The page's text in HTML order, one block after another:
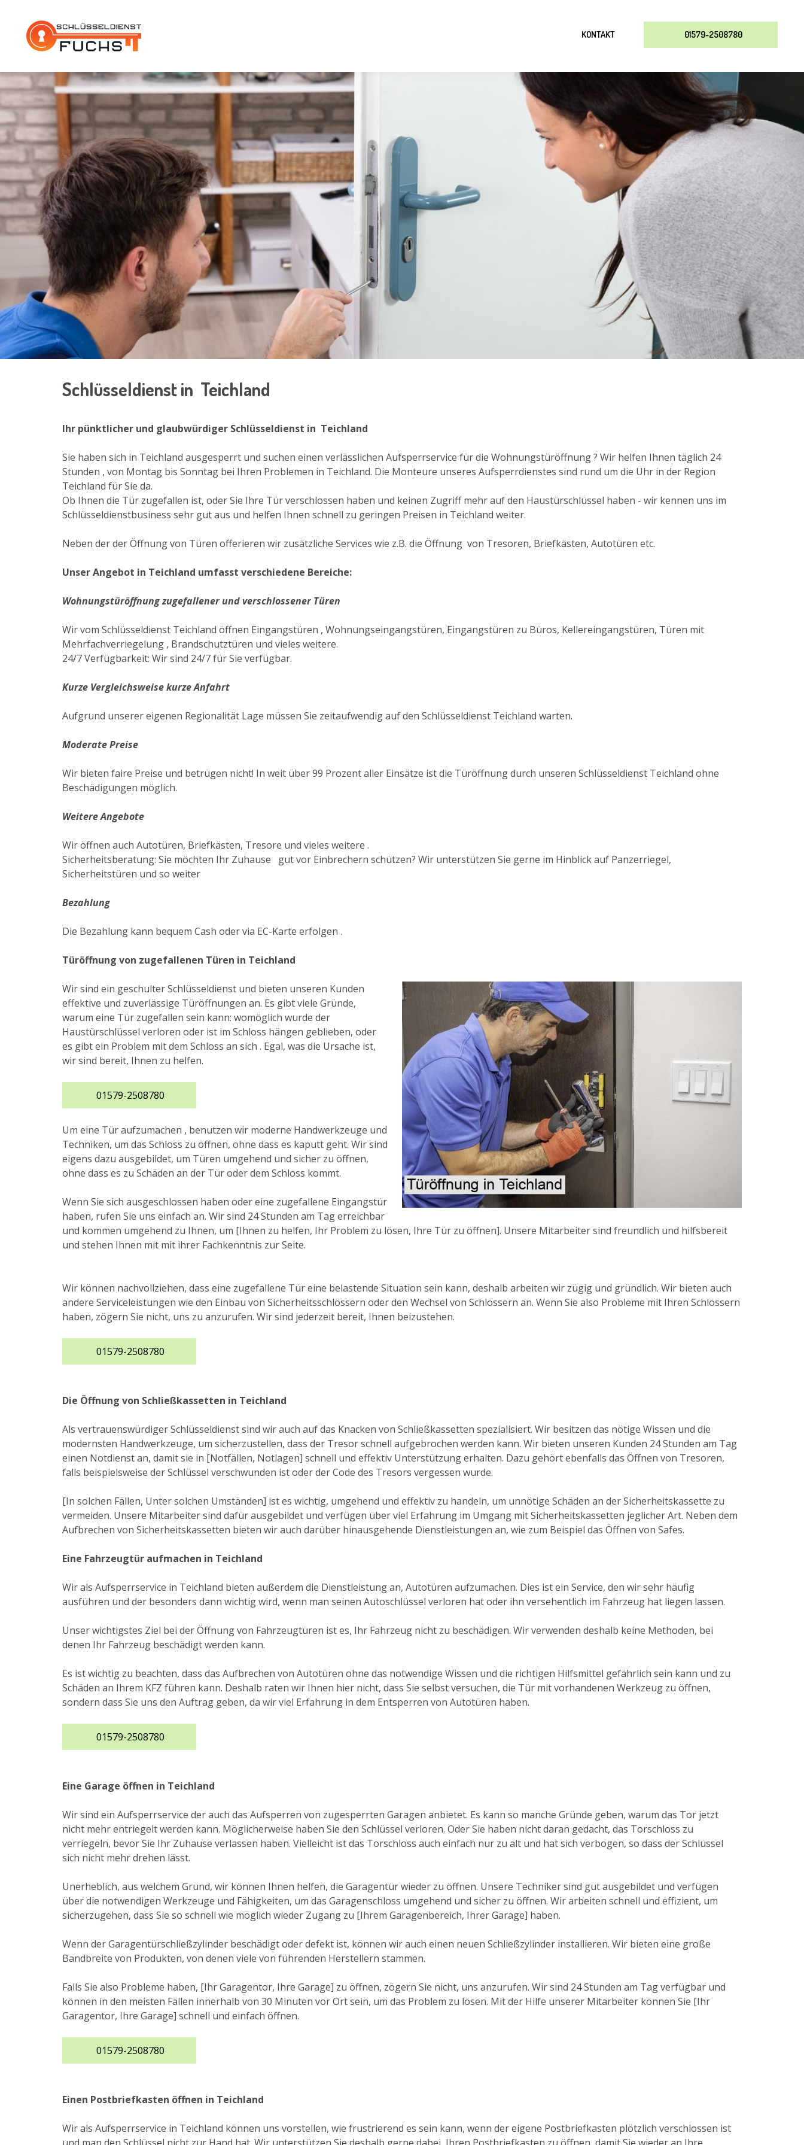
KONTAKT 01579-2508780
Schlüsseldienst in Teichland
Ihr pünktlicher und glaubwürdiger Schlüsseldienst in Teichland
Sie haben sich in Teichland ausgesperrt und suchen einen verlässlichen Aufsperrservice für die Wohnungstüröffnung ? Wir helfen Ihnen täglich 24
Stunden , von Montag bis Sonntag bei Ihren Problemen in Teichland. Die Monteure unseres Aufsperrdienstes sind rund um die Uhr in der Region
Teichland für Sie da.
Ob Ihnen die Tür zugefallen ist, oder Sie Ihre Tür verschlossen haben und keinen Zugriff mehr auf den Haustürschlüssel haben - wir kennen uns im
Schlüsseldienstbusiness sehr gut aus und helfen Ihnen schnell zu geringen Preisen in Teichland weiter.
Neben der der Öffnung von Türen offerieren wir zusätzliche Services wie z.B. die Öffnung von Tresoren, Briefkästen, Autotüren etc.
Unser Angebot in Teichland umfasst verschiedene Bereiche:
Wohnungstüröffnung zugefallener und verschlossener Türen
Wir vom Schlüsseldienst Teichland öffnen Eingangstüren , Wohnungseingangstüren, Eingangstüren zu Büros, Kellereingangstüren, Türen mit
Mehrfachverriegelung , Brandschutztüren und vieles weitere.
24/7 Verfügbarkeit: Wir sind 24/7 für Sie verfügbar.
Kurze Vergleichsweise kurze Anfahrt
Aufgrund unserer eigenen Regionalität Lage müssen Sie zeitaufwendig auf den Schlüsseldienst Teichland warten.
Moderate Preise
Wir bieten faire Preise und betrügen nicht! In weit über 99 Prozent aller Einsätze ist die Türöffnung durch unseren Schlüsseldienst Teichland ohne
Beschädigungen möglich.
Weitere Angebote
Wir öffnen auch Autotüren, Briefkästen, Tresore und vieles weitere .
Sicherheitsberatung: Sie möchten Ihr Zuhause gut vor Einbrechern schützen? Wir unterstützen Sie gerne im Hinblick auf Panzerriegel,
Sicherheitstüren und so weiter
Bezahlung
Die Bezahlung kann bequem Cash oder via EC-Karte erfolgen .
Türöffnung von zugefallenen Türen in Teichland
Wir sind ein geschulter Schlüsseldienst und bieten unseren Kunden
effektive und zuverlässige Türöffnungen an. Es gibt viele Gründe,
warum eine Tür zugefallen sein kann: womöglich wurde der
Haustürschlüssel verloren oder ist im Schloss hängen geblieben, oder
es gibt ein Problem mit dem Schloss an sich . Egal, was die Ursache ist,
wir sind bereit, Ihnen zu helfen.
01579-2508780
Um eine Tür aufzumachen , benutzen wir moderne Handwerkzeuge und
Techniken, um das Schloss zu öffnen, ohne dass es kaputt geht. Wir sind
eigens dazu ausgebildet, um Türen umgehend und sicher zu öffnen,
ohne dass es zu Schäden an der Tür oder dem Schloss kommt.
Wenn Sie sich ausgeschlossen haben oder eine zugefallene Eingangstür
haben, rufen Sie uns einfach an. Wir sind 24 Stunden am Tag erreichbar
und kommen umgehend zu Ihnen, um [Ihnen zu helfen, Ihr Problem zu lösen, Ihre Tür zu öffnen]. Unsere Mitarbeiter sind freundlich und hilfsbereit
und stehen Ihnen mit mit ihrer Fachkenntnis zur Seite.
Wir können nachvollziehen, dass eine zugefallene Tür eine belastende Situation sein kann, deshalb arbeiten wir zügig und gründlich. Wir bieten auch
andere Serviceleistungen wie den Einbau von Sicherheitsschlössern oder den Wechsel von Schlössern an. Wenn Sie also Probleme mit Ihren Schlössern
haben, zögern Sie nicht, uns zu anzurufen. Wir sind jederzeit bereit, Ihnen beizustehen.
01579-2508780
Die Öffnung von Schließkassetten in Teichland
Als vertrauenswürdiger Schlüsseldienst sind wir auch auf das Knacken von Schließkassetten spezialisiert. Wir besitzen das nötige Wissen und die
modernsten Handwerkzeuge, um sicherzustellen, dass der Tresor schnell aufgebrochen werden kann. Wir bieten unseren Kunden 24 Stunden am Tag
einen Notdienst an, damit sie in [Notfällen, Notlagen] schnell und effektiv Unterstützung erhalten. Dazu gehört ebenfalls das Öffnen von Tresoren,
falls beispielsweise der Schlüssel verschwunden ist oder der Code des Tresors vergessen wurde.
[In solchen Fällen, Unter solchen Umständen] ist es wichtig, umgehend und effektiv zu handeln, um unnötige Schäden an der Sicherheitskassette zu
vermeiden. Unsere Mitarbeiter sind dafür ausgebildet und verfügen über viel Erfahrung im Umgang mit Sicherheitskassetten jeglicher Art. Neben dem
Aufbrechen von Sicherheitskassetten bieten wir auch darüber hinausgehende Dienstleistungen an, wie zum Beispiel das Öffnen von Safes.
Eine Fahrzeugtür aufmachen in Teichland
Wir als Aufsperrservice in Teichland bieten außerdem die Dienstleistung an, Autotüren aufzumachen. Dies ist ein Service, den wir sehr häufig
ausführen und der besonders dann wichtig wird, wenn man seinen Autoschlüssel verloren hat oder ihn versehentlich im Fahrzeug hat liegen lassen.
Unser wichtigstes Ziel bei der Öffnung von Fahrzeugtüren ist es, Ihr Fahrzeug nicht zu beschädigen. Wir verwenden deshalb keine Methoden, bei
denen Ihr Fahrzeug beschädigt werden kann.
Es ist wichtig zu beachten, dass das Aufbrechen von Autotüren ohne das notwendige Wissen und die richtigen Hilfsmittel gefährlich sein kann und zu
Schäden an Ihrem KFZ führen kann. Deshalb raten wir Ihnen hier nicht, dass Sie selbst versuchen, die Tür mit vorhandenen Werkzeug zu öffnen,
sondern dass Sie uns den Auftrag geben, da wir viel Erfahrung in dem Entsperren von Autotüren haben.
01579-2508780
Eine Garage öffnen in Teichland
Wir sind ein Aufsperrservice der auch das Aufsperren von zugesperrten Garagen anbietet. Es kann so manche Gründe geben, warum das Tor jetzt
nicht mehr entriegelt werden kann. Möglicherweise haben Sie den Schlüssel verloren. Oder Sie haben nicht daran gedacht, das Torschloss zu
verriegeln, bevor Sie Ihr Zuhause verlassen haben. Vielleicht ist das Torschloss auch einfach nur zu alt und hat sich verbogen, so dass der Schlüssel
sich nicht mehr drehen lässt.
Unerheblich, aus welchem Grund, wir können Ihnen helfen, die Garagentür wieder zu öffnen. Unsere Techniker sind gut ausgebildet und verfügen
über die notwendigen Werkzeuge und Fähigkeiten, um das Garagenschloss umgehend und sicher zu öffnen. Wir arbeiten schnell und effizient, um
sicherzugehen, dass Sie so schnell wie möglich wieder Zugang zu [Ihrem Garagenbereich, Ihrer Garage] haben.
Wenn der Garagentürschließzylinder beschädigt oder defekt ist, können wir auch einen neuen Schließzylinder installieren. Wir bieten eine große
Bandbreite von Produkten, von denen viele von führenden Herstellern stammen.
Falls Sie also Probleme haben, [Ihr Garagentor, Ihre Garage] zu öffnen, zögern Sie nicht, uns anzurufen. Wir sind 24 Stunden am Tag verfügbar und
können in den meisten Fällen innerhalb von 30 Minuten vor Ort sein, um das Problem zu lösen. Mit der Hilfe unserer Mitarbeiter können Sie [Ihr
Garagentor, Ihre Garage] schnell und einfach öffnen.
01579-2508780
Einen Postbriefkasten öffnen in Teichland
Wir als Aufsperrservice in Teichland können uns vorstellen, wie frustrierend es sein kann, wenn der eigene Postbriefkasten plötzlich verschlossen ist